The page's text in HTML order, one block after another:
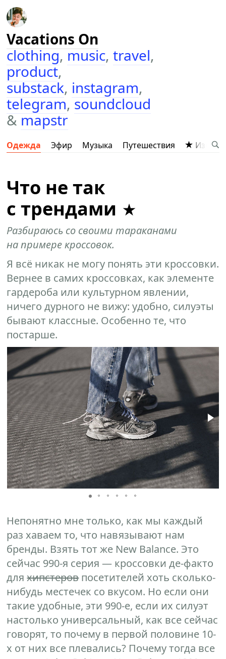
Vacations On
clothing,music,travel,
product,
substack, instagram,
telegram,soundcloud
&mapstr
Одежда Эфир Музыка Путешествия
Что не так
с трендами
Разбираюсь со своими тараканами
на примере кроссовок.
Я всё никак не могу понять эти кроссовки.
Вернее в самих кроссовках, как элементе
гардероба или культурном явлении,
ничего дурного не вижу: удобно, силуэты
бывают классные. Особенно те, что
постарше.
Непонятно мне только, как мы каждый
раз хаваем то, что навязывают нам
бренды. Взять тот же New Balance. Это
сейчас 990-я серия — кроссовки де-факто
дляхипстеровпосетителей хоть сколько-
нибудь местечек со вкусом. Но если они
такие удобные, эти 990-е, если их силуэт
настолько универсальный, как все сейчас
говорят, то почему в первой половине 10-
х от них все плевались? Почему тогда все